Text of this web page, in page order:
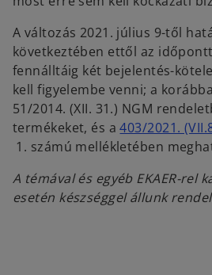
A változás 2021. július 9-től
következtében ettől az
fennálltáig két bejelentés-
kell figyelembe venni; a
51/2014. (XII. 31.) NGM
termékeket, és a403/2021.
o
e
n
1. számú mellékletében
A témával és egyéb EKAER-rel
esetén készséggel állunk